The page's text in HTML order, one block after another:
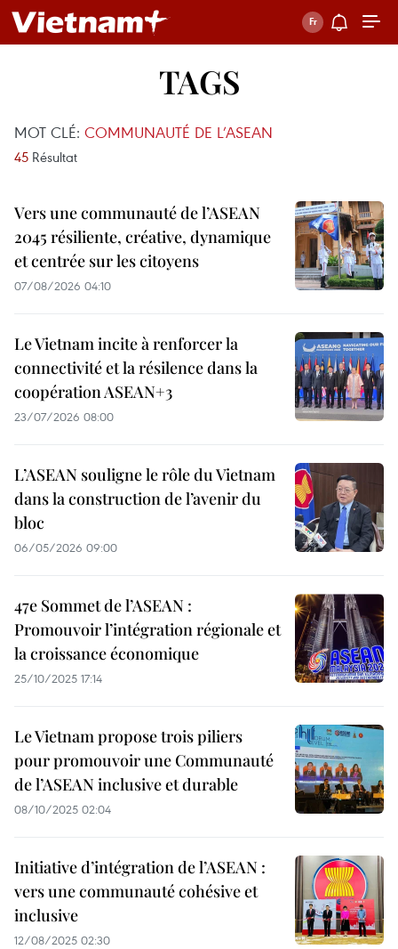
TAGS
MOT CLÉ: COMMUNAUTÉ DE L’ASEAN
45 Résultat
Vers une communauté de l’ASEAN
2045 résiliente, créative, dynamique
et centrée sur les citoyens
07/08/2026 04:10
Le Vietnam incite à renforcer la
connectivité et la résilence dans la
coopération ASEAN+3
23/07/2026 08:00
L’ASEAN souligne le rôle du Vietnam
dans la construction de l’avenir du
bloc
06/05/2026 09:00
47e Sommet de l’ASEAN :
Promouvoir l’intégration régionale et
la croissance économique
25/10/2025 17:14
Le Vietnam propose trois piliers
pour promouvoir une Communauté
de l’ASEAN inclusive et durable
08/10/2025 02:04
Initiative d’intégration de l’ASEAN :
vers une communauté cohésive et
inclusive
12/08/2025 02:30